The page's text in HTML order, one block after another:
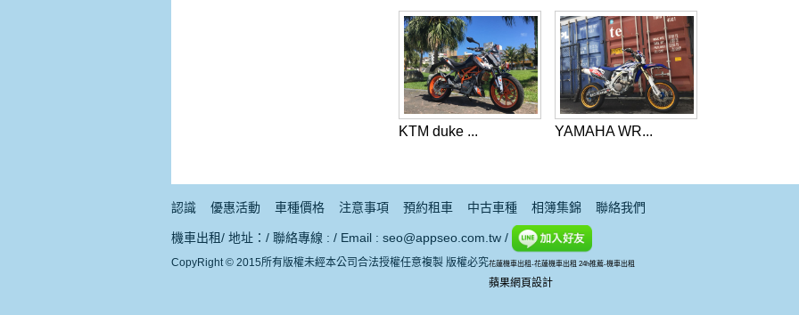
KTM duke ... YAMAHA WR...
認識 優惠活動 車種價格 注意事項 預約租車 中古車種 相簿集錦 聯絡我們
機車出租/ 地址：/ 聯絡專線 : / Email : seo@appseo.com.tw /
CopyRight © 2015所有版權未經本公司合法授權任意複製 版權必究花蓮機車出租-花蓮機車出租 24h推薦-機車出租
蘋果網頁設計